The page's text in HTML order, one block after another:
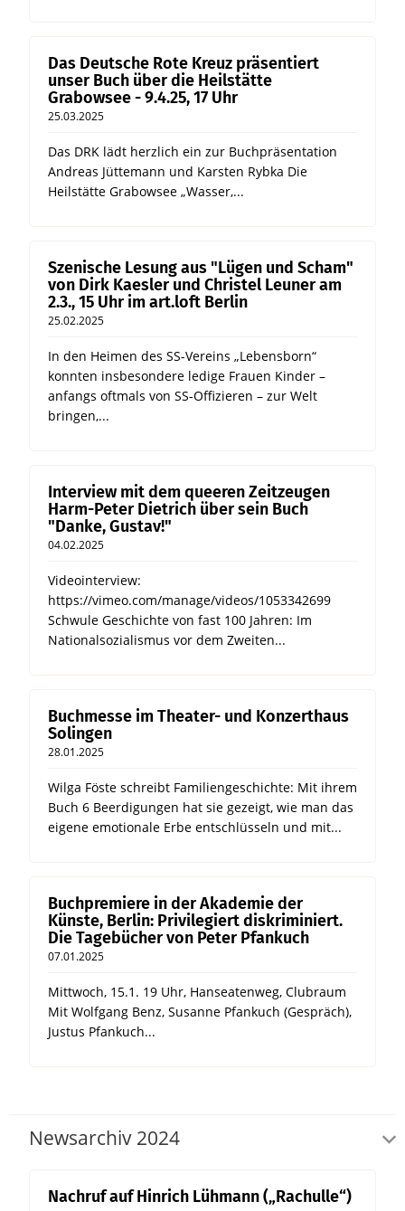
Das Deutsche Rote Kreuz präsentiert
unser Buch über die Heilstätte
Grabowsee - 9.4.25, 17 Uhr
25.03.2025
Das DRK lädt herzlich ein zur Buchpräsentation
Andreas Jüttemann und Karsten Rybka Die
Heilstätte Grabowsee „Wasser,...
Szenische Lesung aus "Lügen und Scham"
von Dirk Kaesler und Christel Leuner am
2.3., 15 Uhr im art.loft Berlin
25.02.2025
In den Heimen des SS-Vereins „Lebensborn“
konnten insbesondere ledige Frauen Kinder –
anfangs oftmals von SS-Offizieren – zur Welt
bringen,...
Interview mit dem queeren Zeitzeugen
Harm-Peter Dietrich über sein Buch
"Danke, Gustav!"
04.02.2025
Videointerview:
https://vimeo.com/manage/videos/1053342699
Schwule Geschichte von fast 100 Jahren: Im
Nationalsozialismus vor dem Zweiten...
Buchmesse im Theater- und Konzerthaus
Solingen
28.01.2025
Wilga Föste schreibt Familiengeschichte: Mit ihrem
Buch 6 Beerdigungen hat sie gezeigt, wie man das
eigene emotionale Erbe entschlüsseln und mit...
Buchpremiere in der Akademie der
Künste, Berlin: Privilegiert diskriminiert.
Die Tagebücher von Peter Pfankuch
07.01.2025
Mittwoch, 15.1. 19 Uhr, Hanseatenweg, Clubraum
Mit Wolfgang Benz, Susanne Pfankuch (Gespräch),
Justus Pfankuch...
Newsarchiv 2024
Nachruf auf Hinrich Lühmann („Rachulle“)